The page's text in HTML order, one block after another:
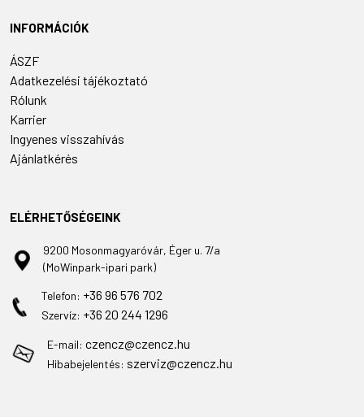
INFORMÁCIÓK
ÁSZF
Adatkezelési tájékoztató
Rólunk
Karrier
Ingyenes visszahívás
Ajánlatkérés
ELÉRHETŐSÉGEINK
9200 Mosonmagyaróvár, Éger u. 7/a
(MoWinpark-ipari park)
Telefon: +36 96 576 702
Szervíz: +36 20 244 1296
E-mail: czencz@czencz.hu
Hibabejelentés: szerviz@czencz.hu